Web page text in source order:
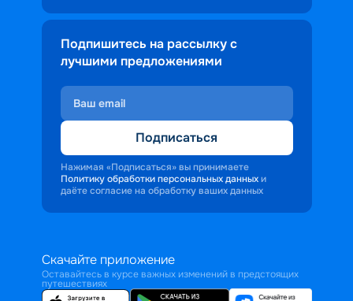
Подпишитесь на рассылку с
лучшими предложениями
Подписаться
Нажимая «Подписаться» вы принимаете
Политику обработки персональных данных и
даёте согласие на обработку ваших данных
Скачайте приложение
Оставайтесь в курсе важных изменений в предстоящих
путешествиях